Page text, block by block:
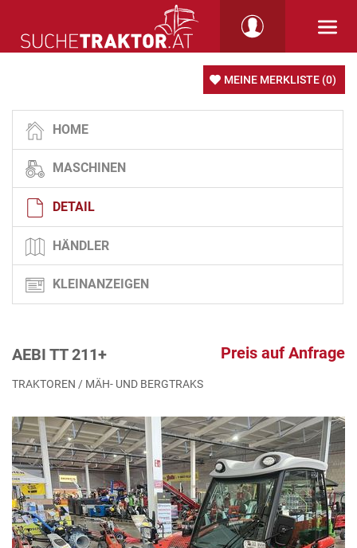
MEINE MERKLISTE (0)
HOME
MASCHINEN
DETAIL
HÄNDLER
KLEINANZEIGEN
AEBI TT 211+ Preis auf Anfrage
TRAKTOREN / MÄH- UND BERGTRAKS